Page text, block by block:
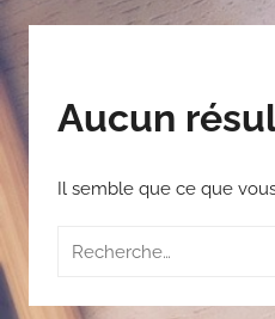
Aucun
Il semble que ce que
Recherche
: